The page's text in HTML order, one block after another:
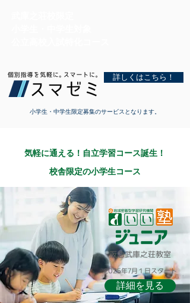
詳しくはこちら！
小学生・中学生限定募集のサービスとなります。
気軽に通える！自立学習コース誕生！
校舎限定の小学生コース
阪急武庫之荘教室
2025年7月１日スタート
詳細を見る